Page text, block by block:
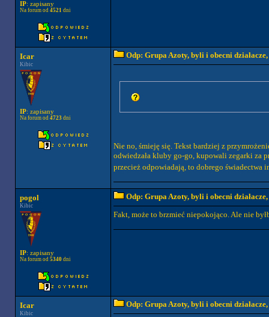
IP: zapisany
Na forum od 4521 dni
Icar
Kibic
IP: zapisany
Na forum od 4723 dni
Odp: Grupa Azoty, byli i obecni działacze,
Nie no, śmieję się. Tekst bardziej z
odwiedzała kluby go-go, kupowali zegarki za
przecież odpowiadają, to dobrego świadectwa
pogol
Kibic
IP: zapisany
Na forum od 5340dni
Odp: Grupa Azoty, byli i obecni działacze,
Fakt, może to brzmieć niepokojąco. Ale nie
Icar
Kibic
Odp: Grupa Azoty, byli i obecni działacze,